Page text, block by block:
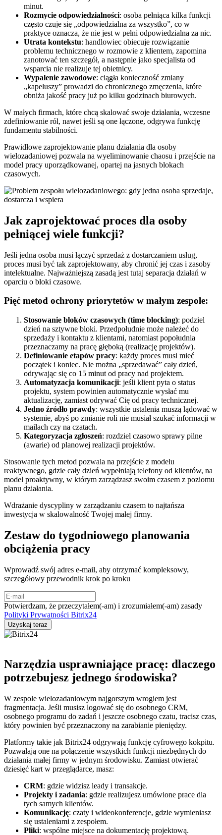
minut.
Rozmycie odpowiedzialności: osoba pełniąca kilka funkcji
często czuje się „odpowiedzialna za wszystko”, co w
praktyce oznacza, że nie jest w pełni odpowiedzialna za nic.
Utrata kontekstu: handlowiec obiecuje rozwiązanie
problemu technicznego w rozmowie z klientem, zapomina
zanotować ten szczegół, a następnie jako specjalista od
wsparcia nie realizuje tej obietnicy.
Wypalenie zawodowe: ciągła konieczność zmiany
„kapeluszy” prowadzi do chronicznego zmęczenia, które
obniża jakość pracy już po kilku godzinach biurowych.
W małych firmach, które chcą skalować swoje działania, wczesne
zdefiniowanie ról, nawet jeśli są one łączone, odgrywa funkcję
fundamentu stabilności.
Prawidłowe zaprojektowanie planu działania dla osoby
wielozadaniowej pozwala na wyeliminowanie chaosu i przejście na
model pracy uporządkowanej, opartej na jasnych blokach
czasowych.
Jak zaprojektować proces dla osoby
pełniącej wiele funkcji?
Jeśli jedna osoba musi łączyć sprzedaż z dostarczaniem usług,
proces musi być tak zaprojektowany, aby chronić jej czas i zasoby
intelektualne. Najważniejszą zasadą jest tutaj separacja działań w
oparciu o bloki czasowe.
Pięć metod ochrony priorytetów w małym zespole:
Stosowanie bloków czasowych (time blocking): podziel
dzień na sztywne bloki. Przedpołudnie może należeć do
sprzedaży i kontaktu z klientami, natomiast popołudnia
przeznaczamy na pracę głęboką (realizację projektów).
Definiowanie etapów pracy: każdy proces musi mieć
początek i koniec. Nie można „sprzedawać” cały dzień,
odrywając się co 15 minut od pracy nad projektem.
Automatyzacja komunikacji: jeśli klient pyta o status
projektu, system powinien automatycznie wysłać mu
aktualizację, zamiast odrywać Cię od pracy technicznej.
Jedno źródło prawdy: wszystkie ustalenia muszą lądować w
systemie, abyś po zmianie roli nie musiał szukać informacji w
mailach czy na czatach.
Kategoryzacja zgłoszeń: rozdziel czasowo sprawy pilne
(awarie) od planowej realizacji projektów.
Stosowanie tych metod pozwala na przejście z modelu
reaktywnego, gdzie cały dzień wypełniają telefony od klientów, na
model proaktywny, w którym zarządzasz swoim czasem z poziomu
planu działania.
Wdrażanie dyscypliny w zarządzaniu czasem to najtańsza
inwestycja w skalowalność Twojej małej firmy.
Zestaw do tygodniowego planowania
obciążenia pracy
Wprowadź swój adres e-mail, aby otrzymać kompleksowy,
szczegółowy przewodnik krok po kroku
Potwierdzam, że przeczytałem(-am) i zrozumiałem(-am) zasady
Polityki Prywatności Bitrix24
Narzędzia usprawniające pracę: dlaczego
potrzebujesz jednego środowiska?
W zespole wielozadaniowym najgorszym wrogiem jest
fragmentacja. Jeśli musisz logować się do osobnego CRM,
osobnego programu do zadań i jeszcze osobnego czatu, tracisz czas,
który powinien być przeznaczony na zarabianie pieniędzy.
Platformy takie jak Bitrix24 odgrywają funkcję cyfrowego kokpitu.
Pozwalają one na połączenie wszystkich funkcji niezbędnych do
działania małej firmy w jednym środowisku. Zamiast otwierać
dziesięć kart w przeglądarce, masz:
CRM: gdzie widzisz leady i transakcje.
Projekty i zadania: gdzie realizujesz umówione prace dla
tych samych klientów.
Komunikację: czaty i wideokonferencje, gdzie wymieniasz
się ustaleniami z zespołem.
Pliki: wspólne miejsce na dokumentację projektową.